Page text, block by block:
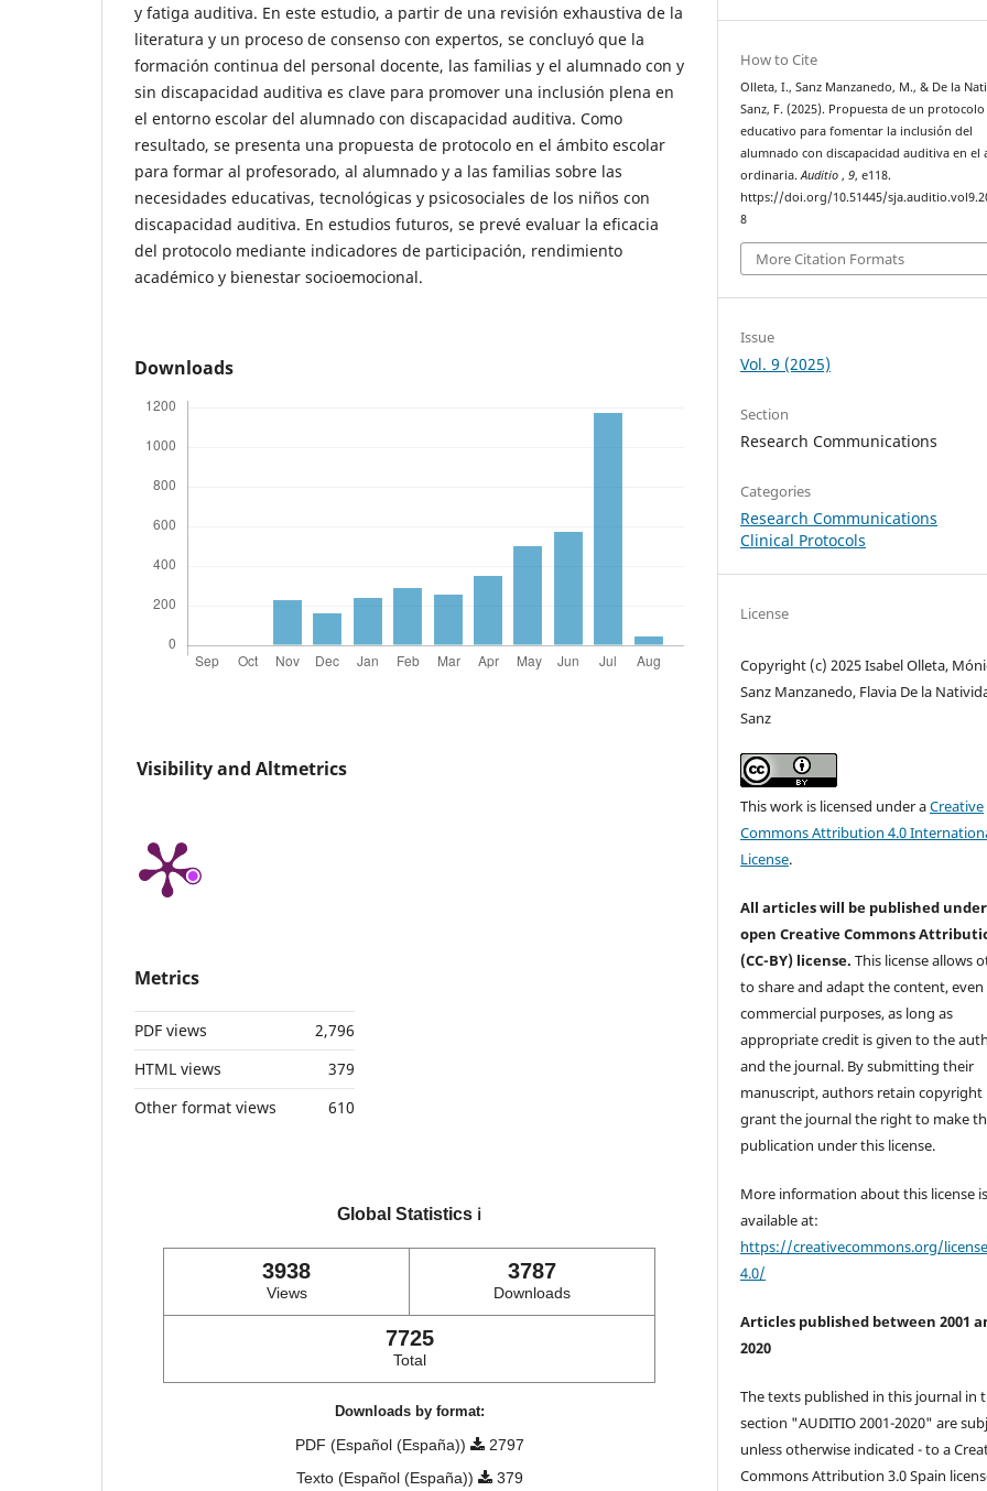
y fatiga auditiva. En este estudio, a partir de una revisión exhaustiva de la
literatura y un proceso de consenso con expertos, se concluyó que la
formación continua del personal docente, las familias y el alumnado con y
sin discapacidad auditiva es clave para promover una inclusión plena en
el entorno escolar del alumnado con discapacidad auditiva. Como
resultado, se presenta una propuesta de protocolo en el ámbito escolar
para formar al profesorado, al alumnado y a las familias sobre las
necesidades educativas, tecnológicas y psicosociales de los niños con
discapacidad auditiva. En estudios futuros, se prevé evaluar la eficacia
del protocolo mediante indicadores de participación, rendimiento
académico y bienestar socioemocional.
Downloads
Visibility and Altmetrics
Metrics
PDF views
2,796
HTML views
379
Other format views
610
Global Statistics ℹ️
3938
Views
3787
Downloads
7725
Total
Downloads by format:
PDF (Español (España))
2797
Texto (Español (España))
379
How to Cite
Olleta, I., Sanz Manzanedo, M., & De la
Sanz, F. (2025). Propuesta de un protocolo
educativo para fomentar la inclusión del
alumnado con discapacidad auditiva en el
ordinaria.Auditio,9, e118.
https://doi.org/10.51445/
8
More Citation Formats
Issue
Vol. 9 (2025)
Section
Research Communications
Categories
Research Communications
Clinical Protocols
License
Copyright (c) 2025 Isabel Olleta,
Sanz Manzanedo, Flavia De la
Sanz
This work is licensed under aCreative
Commons Attribution 4.0
License.
All articles will be published
open Creative Commons
(CC-BY) license. This license allows
to share and adapt the content,
commercial purposes, as long as
appropriate credit is given to the
and the journal. By submitting their
manuscript, authors retain
grant the journal the right to make
publication under this license.
More information about this license is
available at:
https://creativecommons.org/
4.0/
Articles published between 2001
2020
The texts published in this journal in
section "AUDITIO 2001-2020" are
unless otherwise indicated - to a
Commons Attribution 3.0 Spain